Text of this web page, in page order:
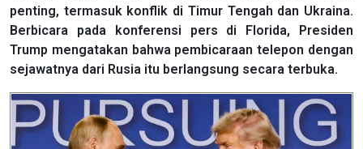
penting, termasuk konflik di Timur Tengah dan Ukraina.
Berbicara pada konferensi pers di Florida, Presiden
Trump mengatakan bahwa pembicaraan telepon dengan
sejawatnya dari Rusia itu berlangsung secara terbuka.